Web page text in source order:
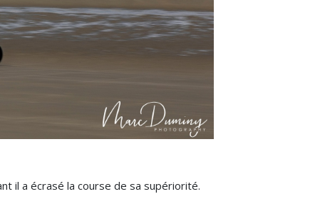
il a écrasé la course de sa supériorité.